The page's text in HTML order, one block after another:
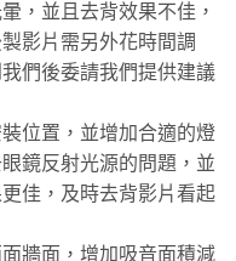
，並且去背效果不佳，
影片需另外花時間調
們後委請我們提供建議
位置，並增加合適的燈
鏡反射光源的問題，並
佳，及時去背影片看起
牆面，增加吸音面積減